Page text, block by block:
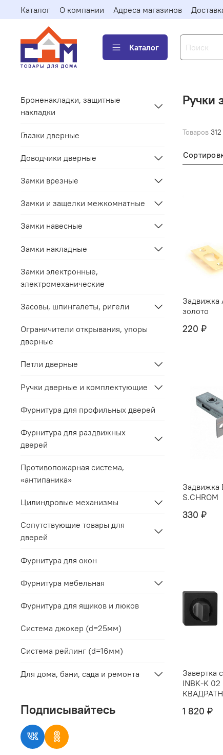
Каталог О компании Адреса магазинов
Каталог
Ручки
Товаров 312
Задвижка
золото
220 ₽
Задвижка
S.CHROM
330 ₽
Завертка
INBK-K 02
1 820 ₽
Броненакладки, защитные
накладки
Глазки дверные
Доводчики дверные
Замки врезные
Замки и защелки межкомнатные
Замки навесные
Замки накладные
Замки электронные,
электромеханические
Засовы, шпингалеты, ригели
Ограничители открывания, упоры
дверные
Петли дверные
Ручки дверные и комплектующие
Фурнитура для профильных дверей
Фурнитура для раздвижных
дверей
Противопожарная система,
«антипаника»
Цилиндровые механизмы
Сопутствующие товары для
дверей
Фурнитура для окон
Фурнитура мебельная
Фурнитура для ящиков и люков
Система джокер (d=25мм)
Система рейлинг (d=16мм)
Для дома, бани, сада и ремонта
Подписывайтесь